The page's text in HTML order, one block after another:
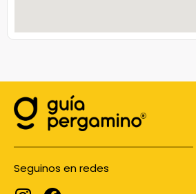
Seguinos en redes